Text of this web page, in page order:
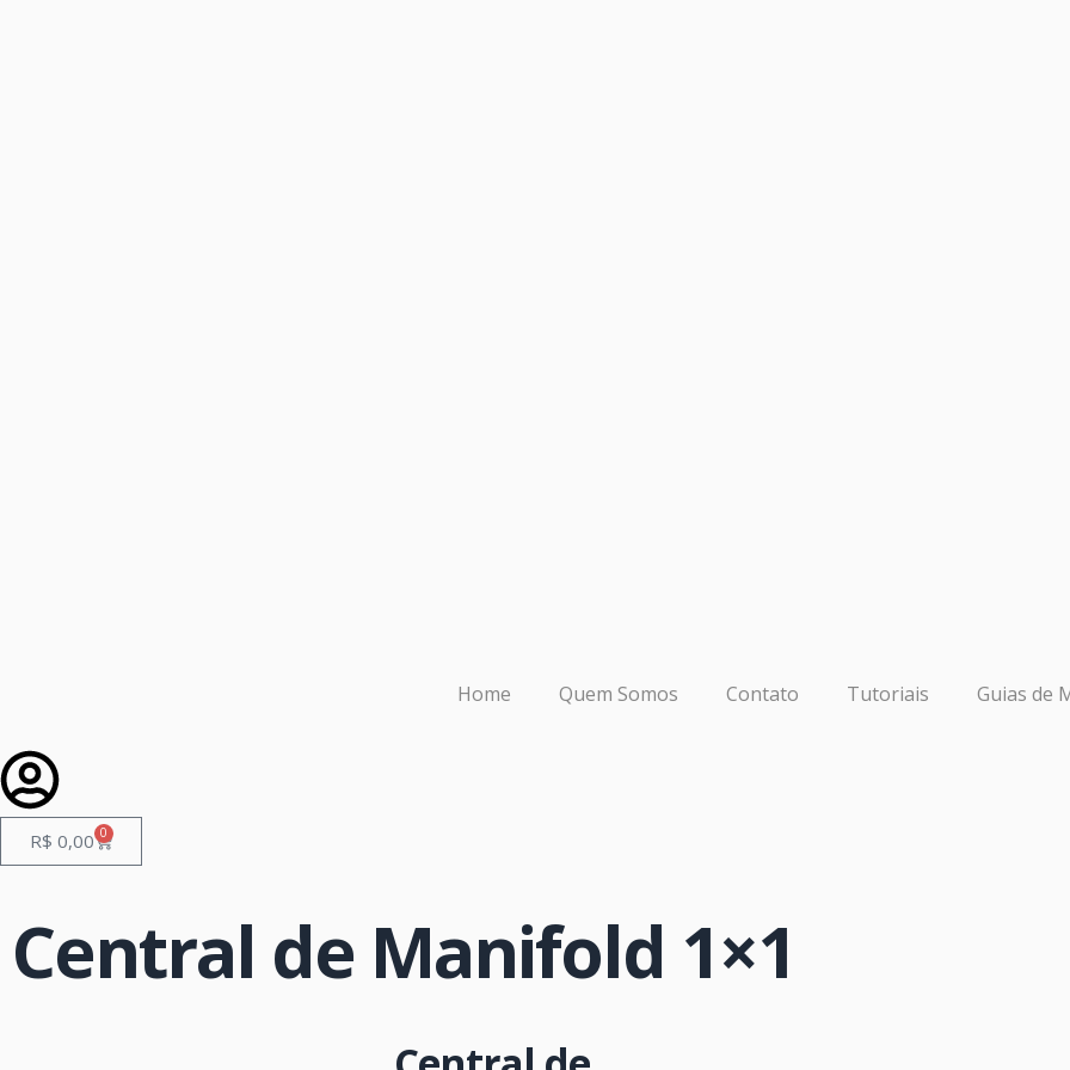
Home Quem Somos Contato Tutoriais Guias de
R$ 0,00 0
Central de Manifold 1×1